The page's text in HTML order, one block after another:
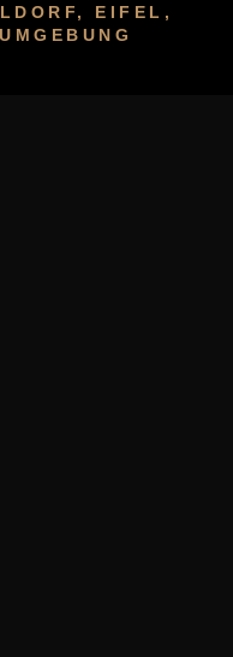
EIFEL,